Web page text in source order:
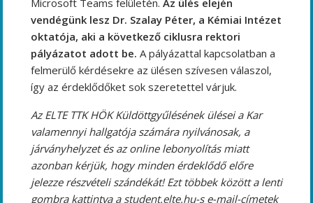
vendégünk lesz Dr. Szalay Péter, a Kémiai Intézet
oktatója, aki a következő ciklusra rektori
pályázatot adott be. A pályázattal kapcsolatban a
felmerülő kérdésekre az ülésen szívesen válaszol,
így az érdeklődőket sok szeretettel várjuk.
Az ELTE TTK HÖK Küldöttgyűlésének ülései a Kar
valamennyi hallgatója számára nyilvánosak, a
járványhelyzet és az online lebonyolítás miatt
azonban kérjük, hogy minden érdeklődő előre
jelezze részvételi szándékát! Ezt többek között a lenti
gombra kattintva a student.elte.hu-s e-mail-címetek